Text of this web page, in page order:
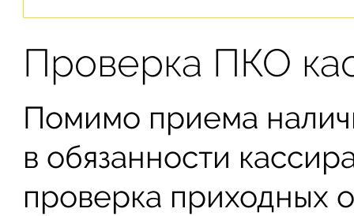
Проверка ПКО
Помимо приема
в обязанности
проверка приходных